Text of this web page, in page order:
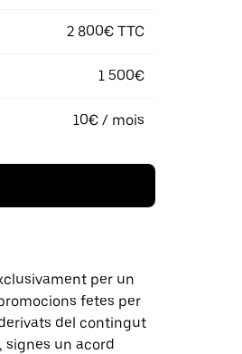
2 800€ TTC
1 500€
10€ / mois
per un
fetes per
del contingut
signes un acord